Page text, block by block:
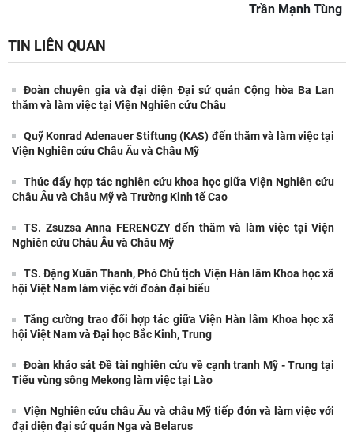
Trần Mạnh Tùng
TIN LIÊN QUAN
Đoàn chuyên gia và đại diện Đại sứ quán Cộng hòa Ba Lan
thăm và làm việc tại Viện Nghiên cứu Châu
Quỹ Konrad Adenauer Stiftung (KAS) đến thăm và làm việc tại
Viện Nghiên cứu Châu Âu và Châu Mỹ
Thúc đẩy hợp tác nghiên cứu khoa học giữa Viện Nghiên cứu
Châu Âu và Châu Mỹ và Trường Kinh tế Cao
TS. Zsuzsa Anna FERENCZY đến thăm và làm việc tại Viện
Nghiên cứu Châu Âu và Châu Mỹ
TS. Đặng Xuân Thanh, Phó Chủ tịch Viện Hàn lâm Khoa học xã
hội Việt Nam làm việc với đoàn đại biểu
Tăng cường trao đổi hợp tác giữa Viện Hàn lâm Khoa học xã
hội Việt Nam và Đại học Bắc Kinh, Trung
Đoàn khảo sát Đề tài nghiên cứu về cạnh tranh Mỹ - Trung tại
Tiểu vùng sông Mekong làm việc tại Lào
Viện Nghiên cứu châu Âu và châu Mỹ tiếp đón và làm việc với
đại diện đại sứ quán Nga và Belarus